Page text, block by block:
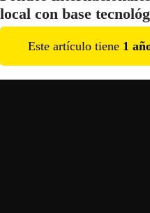
local con base
Este artículo tiene 1